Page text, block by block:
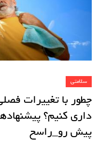
سلامتی
چطور با تغییرات
داری کنیم؟
پیش رو_راسخ